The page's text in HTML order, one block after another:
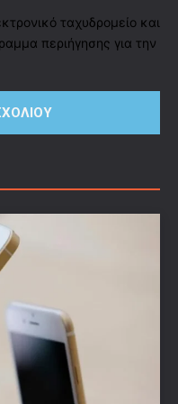
ταχυδρομείο και
περιήγησης για την